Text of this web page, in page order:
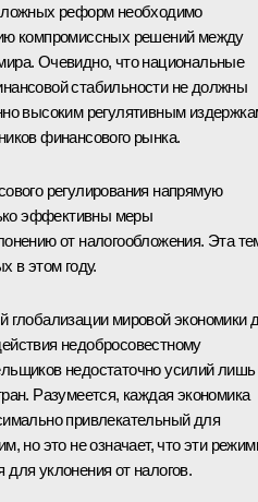
реформ необходимо
компромиссных решений между
Очевидно, что национальные
стабильности не должны
высоким регулятивным
финансового рынка.
регулирования напрямую
эффективны меры
от налогообложения. Эта
в этом году.
глобализации мировой экономики
недобросовестному
недостаточно усилий лишь
Разумеется, каждая экономика
привлекательный для
но это не означает, что эти
уклонения от налогов.